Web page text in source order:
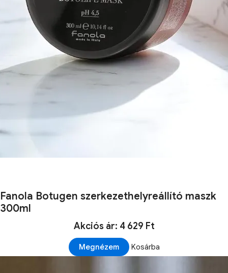
Fanola Botugen szerkezethelyreállító maszk
300ml
Akciós ár: 4 629 Ft
Megnézem Kosárba